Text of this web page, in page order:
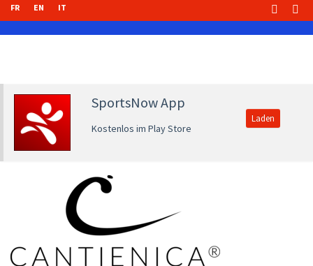
FR EN IT
SportsNow App
Kostenlos im Play Store
Laden